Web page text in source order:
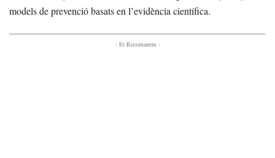
models de prevenció basats en l’evidència científica.
- Et Recomanem -